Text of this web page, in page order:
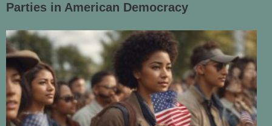
Parties in American Democracy